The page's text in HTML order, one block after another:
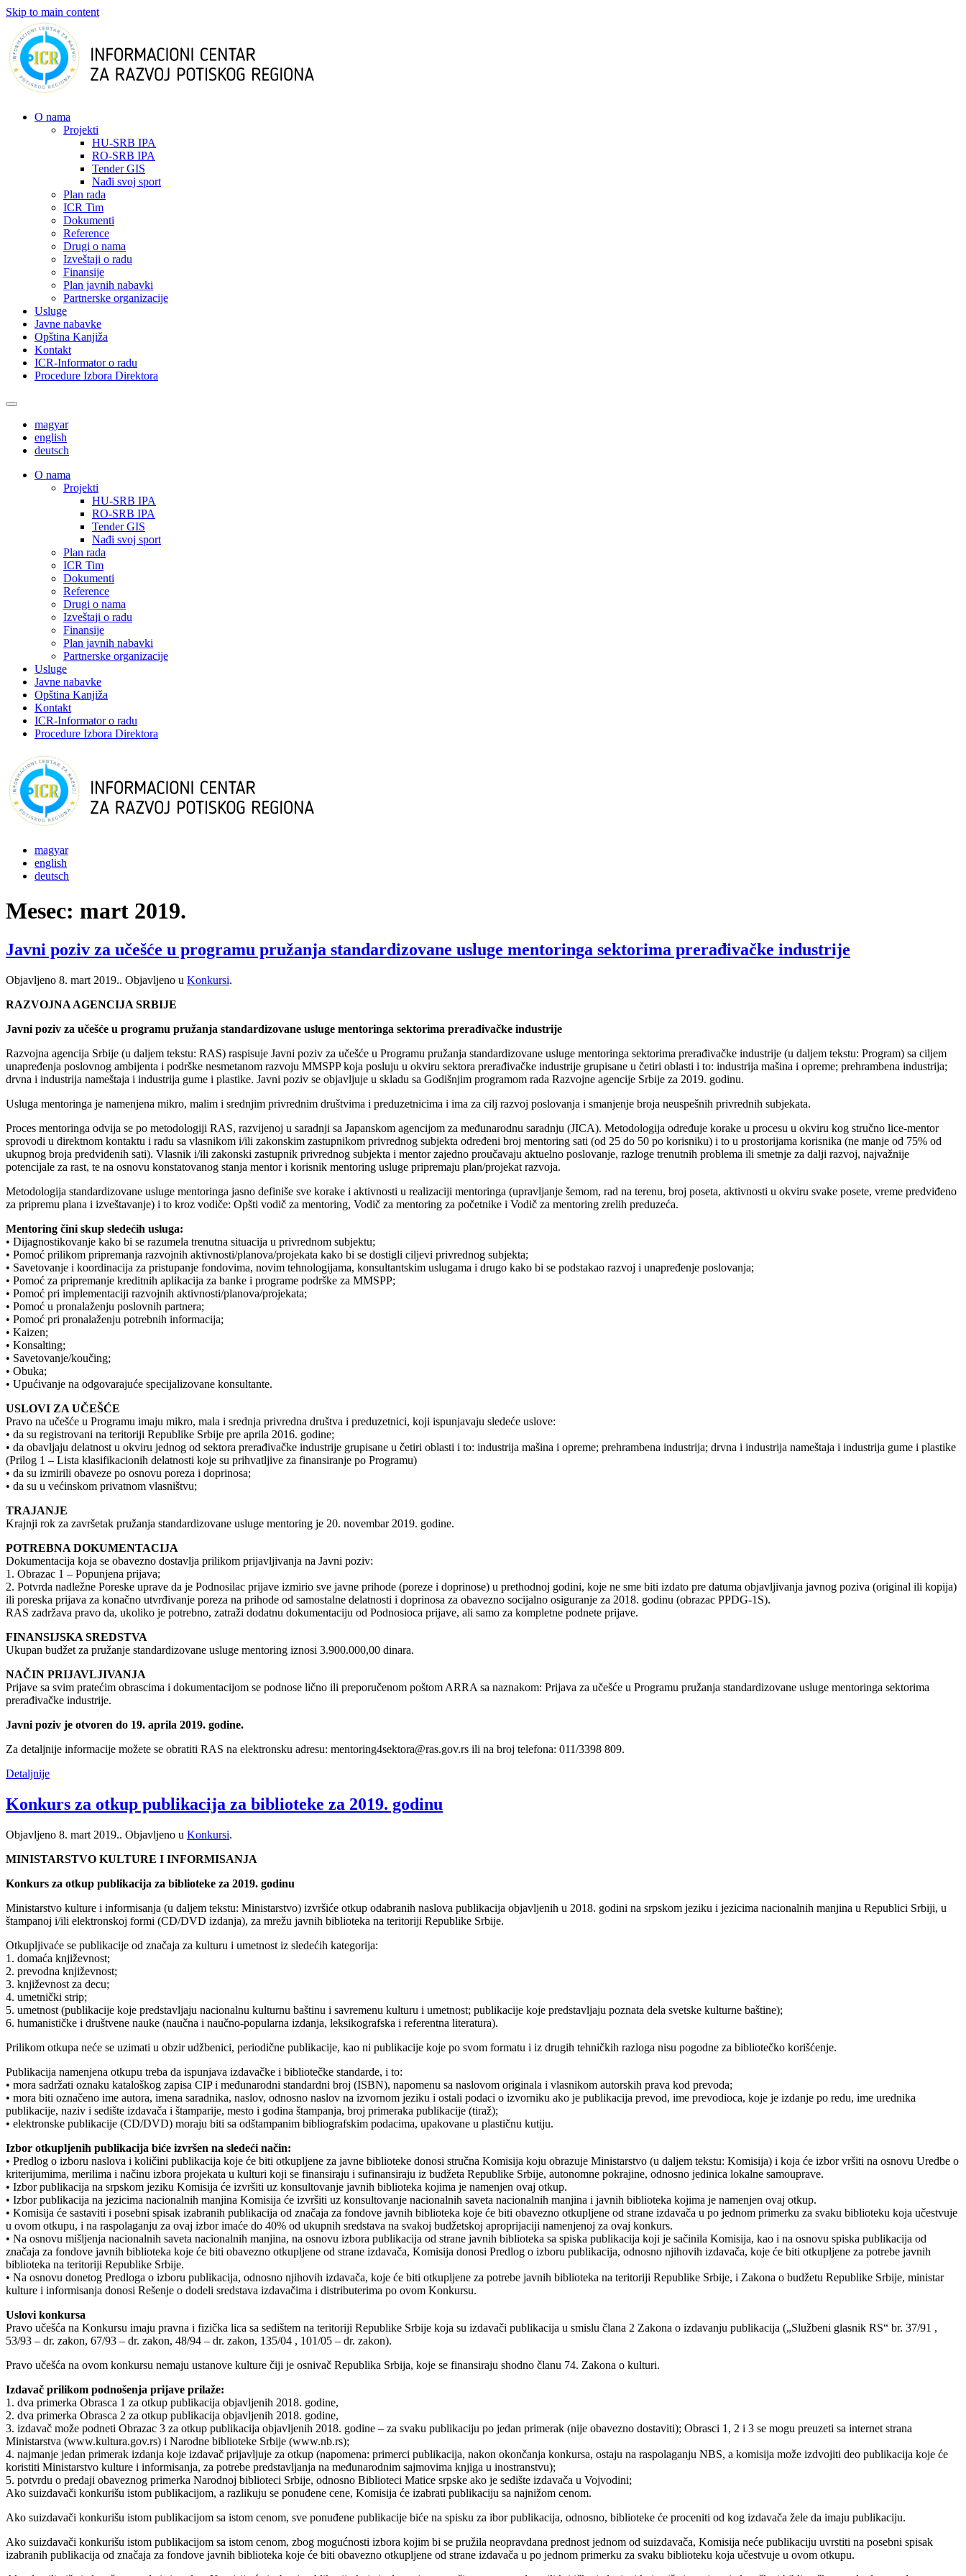
Skip to main content
О nama
Projekti
HU-SRB IPA
RO-SRB IPA
Tender GIS
Nađi svoj sport
Plan rada
ICR Tim
Dokumenti
Reference
Drugi o nama
Izveštaji o radu
Finansije
Plan javnih nabavki
Partnerske organizacije
Usluge
Javne nabavke
Opština Kanjiža
Kontakt
ICR-Informator o radu
Procedure Izbora Direktora
magyar
english
deutsch
О nama
Projekti
HU-SRB IPA
RO-SRB IPA
Tender GIS
Nađi svoj sport
Plan rada
ICR Tim
Dokumenti
Reference
Drugi o nama
Izveštaji o radu
Finansije
Plan javnih nabavki
Partnerske organizacije
Usluge
Javne nabavke
Opština Kanjiža
Kontakt
ICR-Informator o radu
Procedure Izbora Direktora
magyar
english
deutsch
Mesec: mart 2019.
Javni poziv za učešće u programu pružanja standardizovane usluge mentoringa sektorima prerađivačke industrije
Objavljeno 8. mart 2019.. Objavljeno u Konkursi.
RAZVOJNA AGENCIJA SRBIJE
Javni poziv za učešće u programu pružanja standardizovane usluge mentoringa sektorima prerađivačke industrije
Razvojna agencija Srbije (u daljem tekstu: RAS) raspisuje Javni poziv za učešće u Programu pružanja standardizovane usluge mentoringa sektorima prerađivačke industrije (u daljem tekstu: Program) sa ciljem
unapređenja poslovnog ambijenta i podrške nesmetanom razvoju MMSPP koja posluju u okviru sektora prerađivačke industrije grupisane u četiri oblasti i to: industrija mašina i opreme; prehrambena industrija;
drvna i industrija nameštaja i industrija gume i plastike. Javni poziv se objavljuje u skladu sa Godišnjim programom rada Razvojne agencije Srbije za 2019. godinu.
Usluga mentoringa je namenjena mikro, malim i srednjim privrednim društvima i preduzetnicima i ima za cilj razvoj poslovanja i smanjenje broja neuspešnih privrednih subjekata.
Proces mentoringa odvija se po metodologiji RAS, razvijenoj u saradnji sa Japanskom agencijom za međunarodnu saradnju (JICA). Metodologija određuje korake u procesu u okviru kog stručno lice-mentor
sprovodi u direktnom kontaktu i radu sa vlasnikom i/ili zakonskim zastupnikom privrednog subjekta određeni broj mentoring sati (od 25 do 50 po korisniku) i to u prostorijama korisnika (ne manje od 75% od
ukupnog broja predviđenih sati). Vlasnik i/ili zakonski zastupnik privrednog subjekta i mentor zajedno proučavaju aktuelno poslovanje, razloge trenutnih problema ili smetnje za dalji razvoj, najvažnije
potencijale za rast, te na osnovu konstatovanog stanja mentor i korisnik mentoring usluge pripremaju plan/projekat razvoja.
Metodologija standardizovane usluge mentoringa jasno definiše sve korake i aktivnosti u realizaciji mentoringa (upravljanje šemom, rad na terenu, broj poseta, aktivnosti u okviru svake posete, vreme predviđeno
za pripremu plana i izveštavanje) i to kroz vodiče: Opšti vodič za mentoring, Vodič za mentoring za početnike i Vodič za mentoring zrelih preduzeća.
Mentoring čini skup sledećih usluga:
• Dijagnostikovanje kako bi se razumela trenutna situacija u privrednom subjektu;
• Pomoć prilikom pripremanja razvojnih aktivnosti/planova/projekata kako bi se dostigli ciljevi privrednog subjekta;
• Savetovanje i koordinacija za pristupanje fondovima, novim tehnologijama, konsultantskim uslugama i drugo kako bi se podstakao razvoj i unapređenje poslovanja;
• Pomoć za pripremanje kreditnih aplikacija za banke i programe podrške za MMSPP;
• Pomoć pri implementaciji razvojnih aktivnosti/planova/projekata;
• Pomoć u pronalaženju poslovnih partnera;
• Pomoć pri pronalaženju potrebnih informacija;
• Kaizen;
• Konsalting;
• Savetovanje/koučing;
• Obuka;
• Upućivanje na odgovarajuće specijalizovane konsultante.
USLOVI ZA UČEŠĆE
Pravo na učešće u Programu imaju mikro, mala i srednja privredna društva i preduzetnici, koji ispunjavaju sledeće uslove:
• da su registrovani na teritoriji Republike Srbije pre aprila 2016. godine;
• da obavljaju delatnost u okviru jednog od sektora prerađivačke industrije grupisane u četiri oblasti i to: industrija mašina i opreme; prehrambena industrija; drvna i industrija nameštaja i industrija gume i plastike
(Prilog 1 – Lista klasifikacionih delatnosti koje su prihvatljive za finansiranje po Programu)
• da su izmirili obaveze po osnovu poreza i doprinosa;
• da su u većinskom privatnom vlasništvu;
TRAJANJE
Krajnji rok za završetak pružanja standardizovane usluge mentoring je 20. novembar 2019. godine.
POTREBNA DOKUMENTACIJA
Dokumentacija koja se obavezno dostavlja prilikom prijavljivanja na Javni poziv:
1. Obrazac 1 – Popunjena prijava;
2. Potvrda nadležne Poreske uprave da je Podnosilac prijave izmirio sve javne prihode (poreze i doprinose) u prethodnoj godini, koje ne sme biti izdato pre datuma objavljivanja javnog poziva (original ili kopija)
ili poreska prijava za konačno utvrđivanje poreza na prihode od samostalne delatnosti i doprinosa za obavezno socijalno osiguranje za 2018. godinu (obrazac PPDG-1S).
RAS zadržava pravo da, ukoliko je potrebno, zatraži dodatnu dokumentaciju od Podnosioca prijave, ali samo za kompletne podnete prijave.
FINANSIJSKA SREDSTVA
Ukupan budžet za pružanje standardizovane usluge mentoring iznosi 3.900.000,00 dinara.
NAČIN PRIJAVLJIVANJA
Prijave sa svim pratećim obrascima i dokumentacijom se podnose lično ili preporučenom poštom ARRA sa naznakom: Prijava za učešće u Programu pružanja standardizovane usluge mentoringa sektorima
prerađivačke industrije.
Javni poziv je otvoren do 19. aprila 2019. godine.
Za detaljnije informacije možete se obratiti RAS na elektronsku adresu: mentoring4sektora@ras.gov.rs ili na broj telefona: 011/3398 809.
Detaljnije
Konkurs za otkup publikacija za biblioteke za 2019. godinu
Objavljeno 8. mart 2019.. Objavljeno u Konkursi.
MINISTARSTVO KULTURE I INFORMISANJA
Konkurs za otkup publikacija za biblioteke za 2019. godinu
Ministarstvo kulture i informisanja (u daljem tekstu: Ministarstvo) izvršiće otkup odabranih naslova publikacija objavljenih u 2018. godini na srpskom jeziku i jezicima nacionalnih manjina u Republici Srbiji, u
štampanoj i/ili elektronskoj formi (CD/DVD izdanja), za mrežu javnih biblioteka na teritoriji Republike Srbije.
Otkupljivaće se publikacije od značaja za kulturu i umetnost iz sledećih kategorija:
1. domaća književnost;
2. prevodna književnost;
3. književnost za decu;
4. umetnički strip;
5. umetnost (publikacije koje predstavljaju nacionalnu kulturnu baštinu i savremenu kulturu i umetnost; publikacije koje predstavljaju poznata dela svetske kulturne baštine);
6. humanističke i društvene nauke (naučna i naučno-popularna izdanja, leksikografska i referentna literatura).
Prilikom otkupa neće se uzimati u obzir udžbenici, periodične publikacije, kao ni publikacije koje po svom formatu i iz drugih tehničkih razloga nisu pogodne za bibliotečko korišćenje.
Publikacija namenjena otkupu treba da ispunjava izdavačke i bibliotečke standarde, i to:
• mora sadržati oznaku kataloškog zapisa CIP i međunarodni standardni broj (ISBN), napomenu sa naslovom originala i vlasnikom autorskih prava kod prevoda;
• mora biti označeno ime autora, imena saradnika, naslov, odnosno naslov na izvornom jeziku i ostali podaci o izvorniku ako je publikacija prevod, ime prevodioca, koje je izdanje po redu, ime urednika
publikacije, naziv i sedište izdavača i štamparije, mesto i godina štampanja, broj primeraka publikacije (tiraž);
• elektronske publikacije (CD/DVD) moraju biti sa odštampanim bibliografskim podacima, upakovane u plastičnu kutiju.
Izbor otkupljenih publikacija biće izvršen na sledeći način:
• Predlog o izboru naslova i količini publikacija koje će biti otkupljene za javne biblioteke donosi stručna Komisija koju obrazuje Ministarstvo (u daljem tekstu: Komisija) i koja će izbor vršiti na osnovu Uredbe o
kriterijumima, merilima i načinu izbora projekata u kulturi koji se finansiraju i sufinansiraju iz budžeta Republike Srbije, autonomne pokrajine, odnosno jedinica lokalne samouprave.
• Izbor publikacija na srpskom jeziku Komisija će izvršiti uz konsultovanje javnih biblioteka kojima je namenjen ovaj otkup.
• Izbor publikacija na jezicima nacionalnih manjina Komisija će izvršiti uz konsultovanje nacionalnih saveta nacionalnih manjina i javnih biblioteka kojima je namenjen ovaj otkup.
• Komisija će sastaviti i posebni spisak izabranih publikacija od značaja za fondove javnih biblioteka koje će biti obavezno otkupljene od strane izdavača u po jednom primerku za svaku biblioteku koja učestvuje
u ovom otkupu, i na raspolaganju za ovaj izbor imaće do 40% od ukupnih sredstava na svakoj budžetskoj aproprijaciji namenjenoj za ovaj konkurs.
• Na osnovu mišljenja nacionalnih saveta nacionalnih manjina, na osnovu izbora publikacija od strane javnih biblioteka sa spiska publikacija koji je sačinila Komisija, kao i na osnovu spiska publikacija od
značaja za fondove javnih biblioteka koje će biti obavezno otkupljene od strane izdavača, Komisija donosi Predlog o izboru publikacija, odnosno njihovih izdavača, koje će biti otkupljene za potrebe javnih
biblioteka na teritoriji Republike Srbije.
• Na osnovu donetog Predloga o izboru publikacija, odnosno njihovih izdavača, koje će biti otkupljene za potrebe javnih biblioteka na teritoriji Republike Srbije, i Zakona o budžetu Republike Srbije, ministar
kulture i informisanja donosi Rešenje o dodeli sredstava izdavačima i distributerima po ovom Konkursu.
Uslovi konkursa
Pravo učešća na Konkursu imaju pravna i fizička lica sa sedištem na teritoriji Republike Srbije koja su izdavači publikacija u smislu člana 2 Zakona o izdavanju publikacija („Službeni glasnik RS“ br. 37/91 ,
53/93 – dr. zakon, 67/93 – dr. zakon, 48/94 – dr. zakon, 135/04 , 101/05 – dr. zakon).
Pravo učešća na ovom konkursu nemaju ustanove kulture čiji je osnivač Republika Srbija, koje se finansiraju shodno članu 74. Zakona o kulturi.
Izdavač prilikom podnošenja prijave prilaže:
1. dva primerka Obrasca 1 za otkup publikacija objavljenih 2018. godine,
2. dva primerka Obrasca 2 za otkup publikacija objavljenih 2018. godine,
3. izdavač može podneti Obrazac 3 za otkup publikacija objavljenih 2018. godine – za svaku publikaciju po jedan primerak (nije obavezno dostaviti); Obrasci 1, 2 i 3 se mogu preuzeti sa internet strana
Ministarstva (www.kultura.gov.rs) i Narodne biblioteke Srbije (www.nb.rs);
4. najmanje jedan primerak izdanja koje izdavač prijavljuje za otkup (napomena: primerci publikacija, nakon okončanja konkursa, ostaju na raspolaganju NBS, a komisija može izdvojiti deo publikacija koje će
koristiti Ministarstvo kulture i informisanja, za potrebe predstavljanja na međunarodnim sajmovima knjiga u inostranstvu);
5. potvrdu o predaji obaveznog primerka Narodnoj biblioteci Srbije, odnosno Biblioteci Matice srpske ako je sedište izdavača u Vojvodini;
Ako suizdavači konkurišu istom publikacijom, a razlikuju se ponuđene cene, Komisija će izabrati publikaciju sa najnižom cenom.
Ako suizdavači konkurišu istom publikacijom sa istom cenom, sve ponuđene publikacije biće na spisku za ibor publikacija, odnosno, biblioteke će proceniti od kog izdavača žele da imaju publikaciju.
Ako suizdavači konkurišu istom publikacijom sa istom cenom, zbog mogućnosti izbora kojim bi se pružila neopravdana prednost jednom od suizdavača, Komisija neće publikaciju uvrstiti na posebni spisak
izabranih publikacija od značaja za fondove javnih biblioteka koje će biti obavezno otkupljene od strane izdavača u po jednom primerku za svaku biblioteku koja učestvuje u ovom otkupu.